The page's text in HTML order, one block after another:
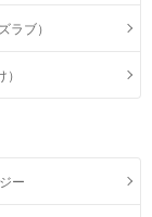
ラブ）
ー